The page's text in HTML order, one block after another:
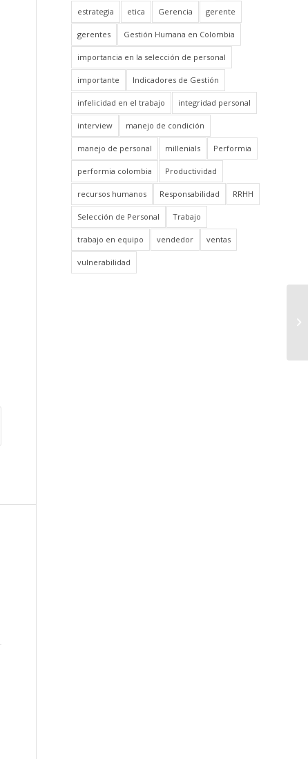
estrategia etica Gerencia gerente
gerentes Gestión Humana en Colombia
importancia en la selección de personal
importante Indicadores de Gestión
infelicidad en el trabajo integridad personal
interview manejo de condición
manejo de personal millenials Performia
performia colombia Productividad
recursos humanos Responsabilidad RRHH
Selección de Personal Trabajo
trabajo en equipo vendedor ventas
vulnerabilidad